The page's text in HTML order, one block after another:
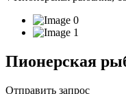
Пионерская
Отправить запрос